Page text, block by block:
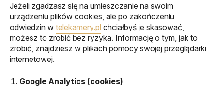
Jeżeli zgadzasz się na umieszczanie na swoim
urządzeniu plików cookies, ale po zakończeniu
odwiedzin w telekamery.pl chciałbyś je skasować,
możesz to zrobić bez ryzyka. Informację o tym, jak to
zrobić, znajdziesz w plikach pomocy swojej przeglądarki
internetowej.
Google Analytics (cookies)